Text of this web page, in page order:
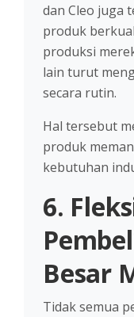
dan Cleo juga
produk
produksi
lain turut
secara rutin.
Hal tersebut
produk
kebutuhan
6.
Besar
Tidak semua